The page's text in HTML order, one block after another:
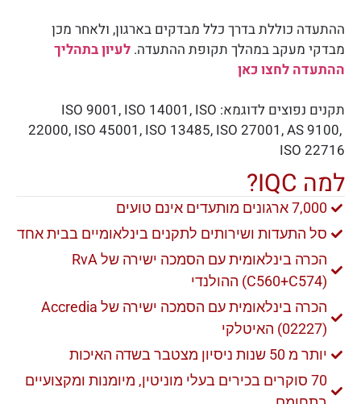
ההתעדה כוללת בדרך כלל מבדקים בארגון, ולאחר מכן
מבדקי מעקב במהלך תקופת ההתעדה.לעיון בתהליך
ההתעדה לחצו כאן
תקנים נפוצים לדוגמא: ISO 9001, ISO 14001, ISO
22000, ISO 45001, ISO 13485, ISO 27001, AS 9100,
ISO 22716
למה IQC?
7,000 ארגונים מותעדים אינם טועים
סל התעדות ושירותים לתקנים בינלאומיים בבית אחד
הכרה בינלאומית עם הסמכה ישירה של RvA
(C560+C574) ההולנדי
הכרה בינלאומית עם הסמכה ישירה של Accredia
(02227) האיטלקי
יותר מ 50 שנות ניסיון מצטבר בשדה האיכות
70 סוקרים בכירים בעלי מוניטין, מיומנות ומקצועיים